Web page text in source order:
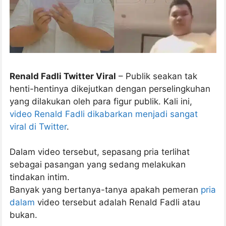
Renald Fadli Twitter Viral – Publik seakan tak
henti-hentinya dikejutkan dengan perselingkuhan
yang dilakukan oleh para figur publik. Kali ini,
video Renald Fadli dikabarkan menjadi sangat
viral di Twitter.
Dalam video tersebut, sepasang pria terlihat
sebagai pasangan yang sedang melakukan
tindakan intim.
Banyak yang bertanya-tanya apakah pemeran pria
dalam video tersebut adalah Renald Fadli atau
bukan.